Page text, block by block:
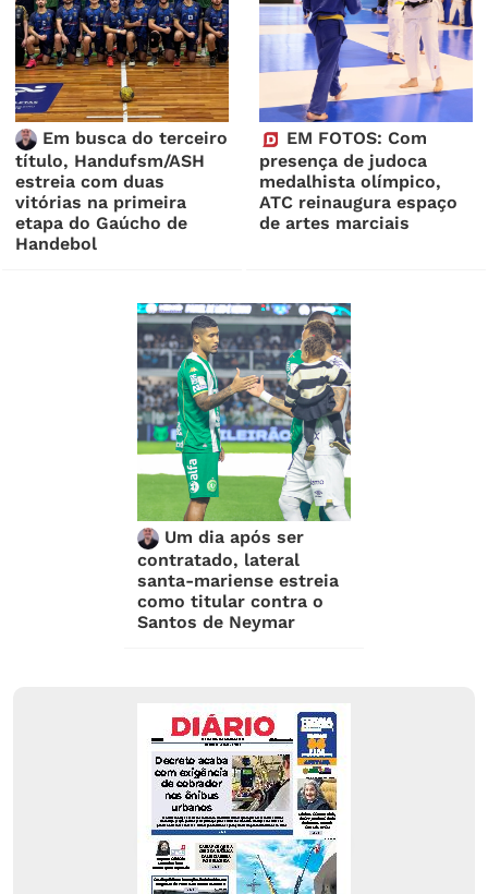
Em busca do terceiro
título, Handufsm/ASH
estreia com duas
vitórias na primeira
etapa do Gaúcho de
Handebol
EM FOTOS: Com
presença de judoca
medalhista olímpico,
ATC reinaugura espaço
de artes marciais
Um dia após ser
contratado, lateral
santa-mariense estreia
como titular contra o
Santos de Neymar